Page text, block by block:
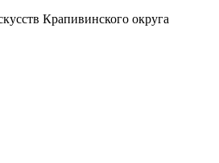
Крапивинского округа